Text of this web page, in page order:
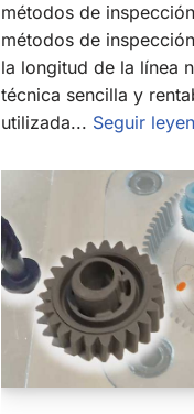
métodos de
métodos de
la longitud de la línea
técnica sencilla y
utilizada... Seguir